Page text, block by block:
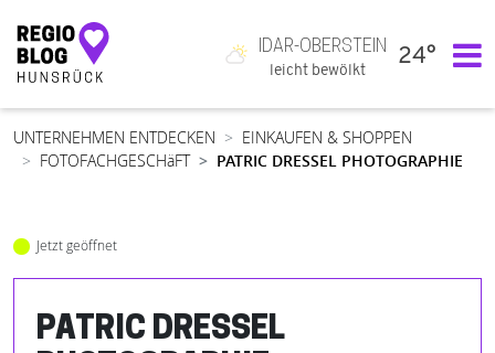
Hauptnavigation
IDAR-OBERSTEIN
leicht bewölkt
24°
UNTERNEHMEN ENTDECKEN
EINKAUFEN & SHOPPEN
FOTOFACHGESCHäFT
PATRIC DRESSEL PHOTOGRAPHIE
Jetzt geöffnet
PATRIC DRESSEL